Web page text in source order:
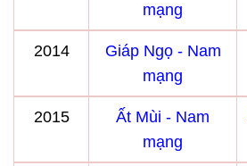
mạng
2014
Giáp Ngọ - Nam
mạng
2015
Ất Mùi - Nam
mạng